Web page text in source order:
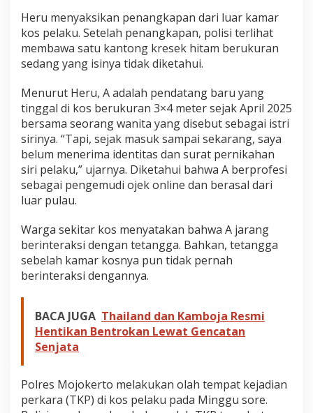
Heru menyaksikan penangkapan dari luar kamar
kos pelaku. Setelah penangkapan, polisi terlihat
membawa satu kantong kresek hitam berukuran
sedang yang isinya tidak diketahui.
Menurut Heru, A adalah pendatang baru yang
tinggal di kos berukuran 3×4 meter sejak April 2025
bersama seorang wanita yang disebut sebagai istri
sirinya. “Tapi, sejak masuk sampai sekarang, saya
belum menerima identitas dan surat pernikahan
siri pelaku,” ujarnya. Diketahui bahwa A berprofesi
sebagai pengemudi ojek online dan berasal dari
luar pulau.
Warga sekitar kos menyatakan bahwa A jarang
berinteraksi dengan tetangga. Bahkan, tetangga
sebelah kamar kosnya pun tidak pernah
berinteraksi dengannya.
BACA JUGA Thailand dan Kamboja Resmi
Hentikan Bentrokan Lewat Gencatan
Senjata
Polres Mojokerto melakukan olah tempat kejadian
perkara (TKP) di kos pelaku pada Minggu sore.